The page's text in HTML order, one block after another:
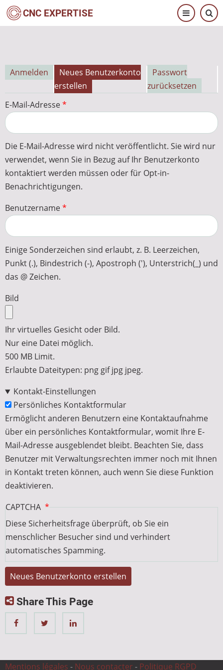
Direkt
zum
CNC EXPERTISE
Primäre
Reiter
Anmelden
Neues Benutzerkonto
erstellen
Passwort
zurücksetzen
E-Mail-Adresse
Die E-Mail-Adresse wird nicht veröffentlicht. Sie wird nur
verwendet, wenn Sie in Bezug auf Ihr Benutzerkonto
kontaktiert werden müssen oder für Opt-in-
Benachrichtigungen.
Benutzername
Einige Sonderzeichen sind erlaubt, z. B. Leerzeichen,
Punkt (.), Bindestrich (-), Apostroph ('), Unterstrich(_) und
das @ Zeichen.
Bild
Ihr virtuelles Gesicht oder Bild.
Nur eine Datei möglich.
500 MB Limit.
Erlaubte Dateitypen: png gif jpg jpeg.
Kontakt-Einstellungen
Persönliches Kontaktformular
Ermöglicht anderen Benutzern eine Kontaktaufnahme
über ein persönliches Kontaktformular, womit Ihre E-
Mail-Adresse ausgeblendet bleibt. Beachten Sie, dass
Benutzer mit Verwaltungsrechten immer noch mit Ihnen
in Kontakt treten können, auch wenn Sie diese Funktion
deaktivieren.
CAPTCHA
Diese Sicherheitsfrage überprüft, ob Sie ein
menschlicher Besucher sind und verhindert
automatisches Spamming.
Share This Page
Mentions légales - Nous contacter - Politique RGPD